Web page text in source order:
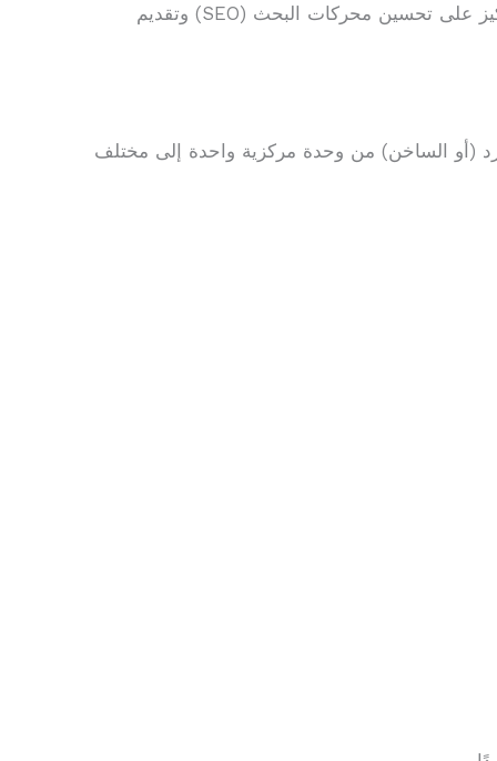
دعنا نأخذك في رحلة تقنية مبسطة واحترافية، نغوص فيها في تفاصيل تركيب وصيانة أنظمة التكييف المركزي، مع التركيز على تحسين محركات البحث (SEO) وتقديم
(أو الساخن) من وحدة مركزية واحدة إلى مختلف